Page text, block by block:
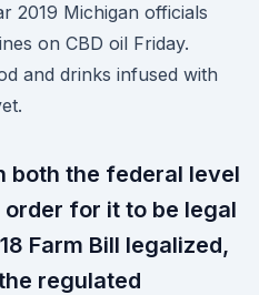
2019 Michigan officials
on CBD oil Friday.
and drinks infused with
both the federal level
for it to be legal
Farm Bill legalized,
regulated